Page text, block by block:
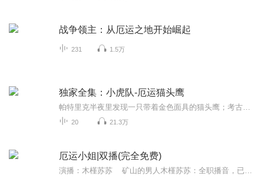
战争领主：从厄运之地开始崛起
231 1.5万
独家全集：小虎队-厄运猫头鹰
20 21.3万
厄运小姐|双播(完全免费)